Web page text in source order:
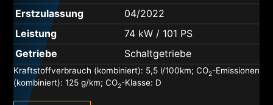
Erstzulassung
04/2022
Leistung
74 kW / 101 PS
Getriebe
Schaltgetriebe
Kraftstoffverbrauch (kombiniert): 5,5 l/100km; CO2-Emissionen
(kombiniert): 125 g/km; CO2-Klasse: D